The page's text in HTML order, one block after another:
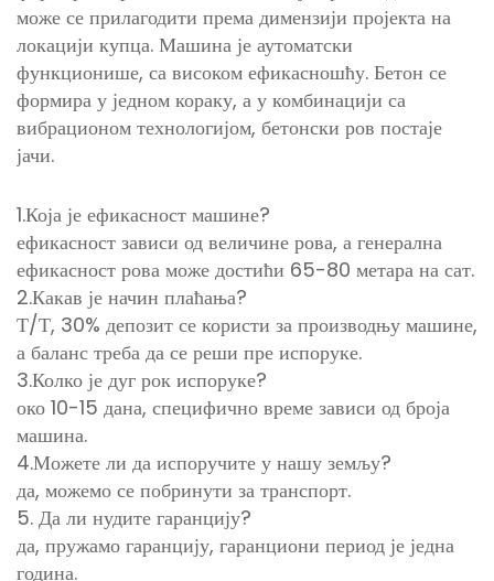
може се прилагодити према димензији пројекта на
локацији купца. Машина је аутоматски
функционише, са високом ефикасношћу. Бетон се
формира у једном кораку, а у комбинацији са
вибрационом технологијом, бетонски ров постаје
јачи.
1.Која је ефикасност машине?
ефикасност зависи од величине рова, а генерална
ефикасност рова може достићи 65-80 метара на сат.
2.Какав је начин плаћања?
Т/Т, 30% депозит се користи за производњу машине,
а баланс треба да се реши пре испоруке.
3.Колко је дуг рок испоруке?
око 10-15 дана, специфично време зависи од броја
машина.
4.Можете ли да испоручите у нашу земљу?
да, можемо се побринути за транспорт.
5. Да ли нудите гаранцију?
да, пружамо гаранцију, гаранциони период је једна
година.